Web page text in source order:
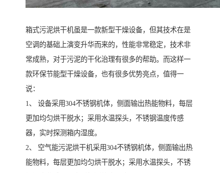
箱式污泥烘干机虽是一款新型干燥设备，但其技术在是
空调的基础上演变升华而来的，性能非常稳定，技术非
常成熟，对于污泥的干化治理有很多的帮助。而这样一
款环保节能型干燥设备，也有很多优势亮点，值得一
说：
1、 设备采用304不锈钢机体，侧面输出热能物料，每层
更加均匀烘干脱水；采用水温探头，不锈钢温度传感
器，实时探测箱内湿度。
2、 空气能污泥烘干机采用304不锈钢机体，侧面输出热
能物料，每层更加均匀烘干脱水；采用水温探头，不锈